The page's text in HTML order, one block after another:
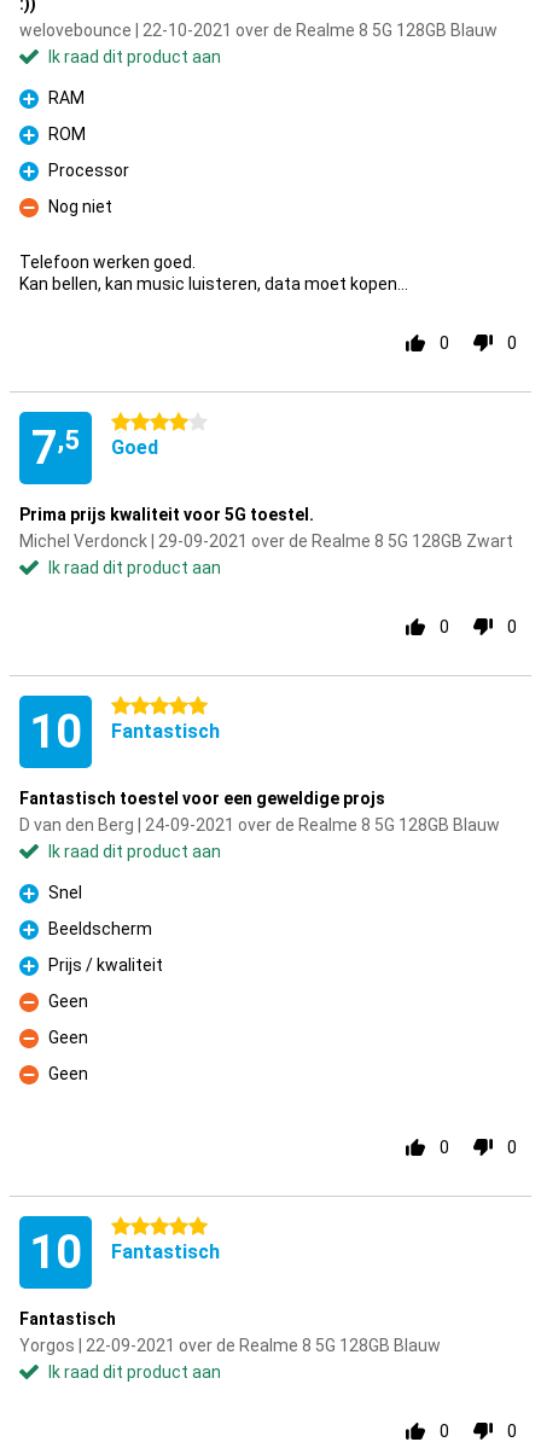
welovebounce | 22-10-2021 over de Realme 8 5G 128GB Blauw
Ik raad dit product aan
Pluspunt
RAM
Pluspunt
ROM
Pluspunt
Processor
Minpunt
Nog niet
Telefoon werken goed.
Kan bellen, kan music luisteren, data moet kopen...
0 0
7,5
4 sterren
Goed
Prima prijs kwaliteit voor 5G toestel.
Michel Verdonck | 29-09-2021 over de Realme 8 5G 128GB Zwart
Ik raad dit product aan
0 0
10 5 sterren
Fantastisch
Fantastisch toestel voor een geweldige projs
D van den Berg | 24-09-2021 over de Realme 8 5G 128GB Blauw
Ik raad dit product aan
Pluspunt
Snel
Pluspunt
Beeldscherm
Pluspunt
Prijs / kwaliteit
Minpunt
Geen
Minpunt
Geen
Minpunt
Geen
0 0
10 5 sterren
Fantastisch
Fantastisch
Yorgos | 22-09-2021 over de Realme 8 5G 128GB Blauw
Ik raad dit product aan
0 0